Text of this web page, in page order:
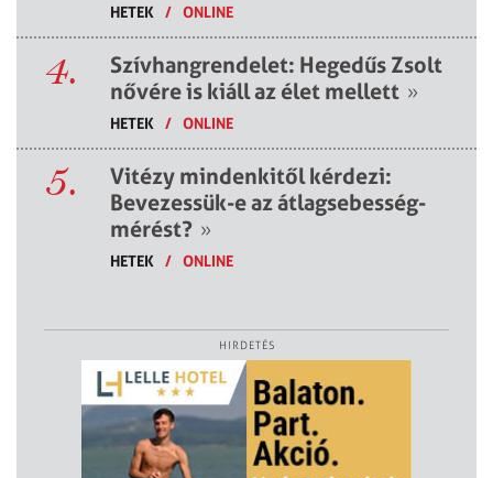
HETEK / ONLINE
4.
Szívhangrendelet: Hegedűs Zsolt
nővére is kiáll az élet mellett »
HETEK / ONLINE
5.
Vitézy mindenkitől kérdezi:
Bevezessük-e az átlagsebesség-
mérést? »
HETEK / ONLINE
HIRDETÉS